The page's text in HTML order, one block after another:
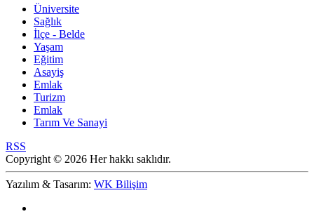
Üniversite
Sağlık
İlçe - Belde
Yaşam
Eğitim
Asayiş
Emlak
Turizm
Emlak
Tarım Ve Sanayi
RSS
Copyright © 2026 Her hakkı saklıdır.
Yazılım & Tasarım: WK Bilişim